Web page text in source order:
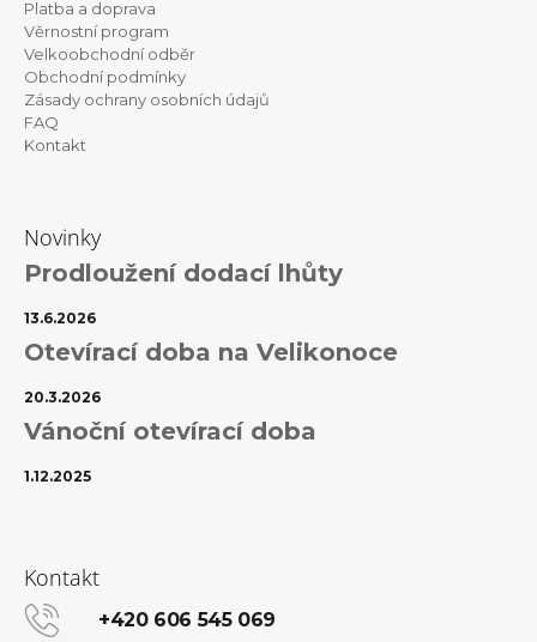
Platba a doprava
Věrnostní program
Velkoobchodní odběr
Obchodní podmínky
Zásady ochrany osobních údajů
FAQ
Kontakt
Novinky
Prodloužení dodací lhůty
13.6.2026
Otevírací doba na Velikonoce
20.3.2026
Vánoční otevírací doba
1.12.2025
Kontakt
+420 606 545 069